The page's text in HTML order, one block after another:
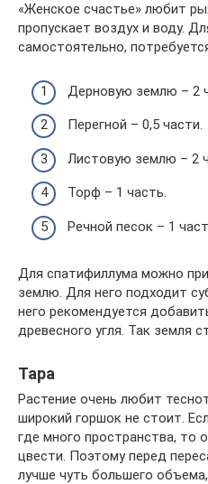
«Женское счастье» любит
пропускает воздух и воду.
самостоятельно,
Дерновую землю – 2
Перегной – 0,5 части.
Листовую землю – 2
Торф – 1 часть.
Речной песок – 1
Для спатифиллума можно
землю. Для него подходит
него рекомендуется
древесного угля. Так земля
Тара
Растение очень любит
широкий горшок не стоит.
где много пространства, то
цвести. Поэтому перед
лучше чуть большего